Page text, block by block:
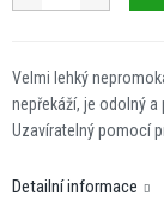
Velmi lehký
nepřekáží, je odolný
Uzavíratelný pomocí
Detailní informace